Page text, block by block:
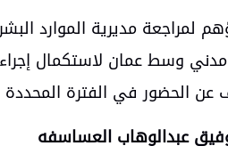
لمراجعة مديرية الموارد
وسط عمان لاستكمال
عبدالوهاب العساسفه